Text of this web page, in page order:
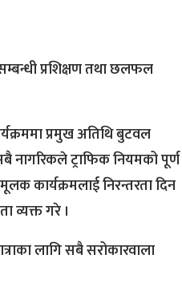
प्रशिक्षण तथा छलफल
प्रमुख अतिथि बुटवल
नागरिकले ट्राफिक नियमको पूर्ण
कार्यक्रमलाई निरन्तरता दिन
व्यक्त गरे ।
लागि सबै सरोकारवाला